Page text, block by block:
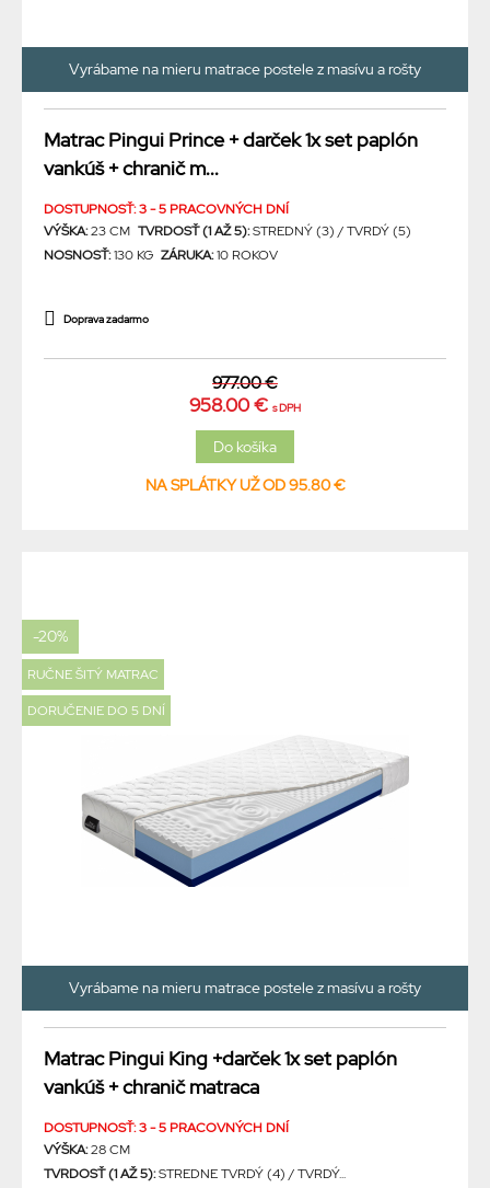
Vyrábame na mieru matrace postele z masívu a rošty
Matrac Pingui Prince + darček 1x set paplón
vankúš + chranič m...
DOSTUPNOSŤ: 3 - 5 PRACOVNÝCH DNÍ
VÝŠKA:23 CM TVRDOSŤ (1 AŽ 5):STREDNÝ (3) / TVRDÝ (5)
NOSNOSŤ:130 KG ZÁRUKA:10 ROKOV
Doprava zadarmo
977.00 €
958.00 € s DPH
NA SPLÁTKY UŽ OD 95.80 €
-20%
RUČNE ŠITÝ MATRAC
DORUČENIE DO 5 DNÍ
Vyrábame na mieru matrace postele z masívu a rošty
Matrac Pingui King +darček 1x set paplón
vankúš + chranič matraca
DOSTUPNOSŤ: 3 - 5 PRACOVNÝCH DNÍ
VÝŠKA:28 CM
TVRDOSŤ (1 AŽ 5):STREDNE TVRDÝ (4) / TVRDÝ...